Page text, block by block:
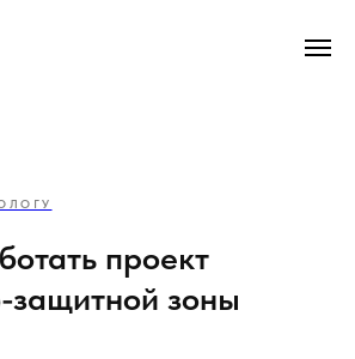
проект
защитной зоны